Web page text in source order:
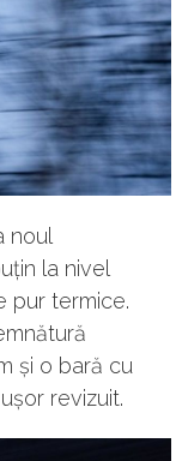
noul
la nivel
pur termice.
și o bară cu
revizuit.